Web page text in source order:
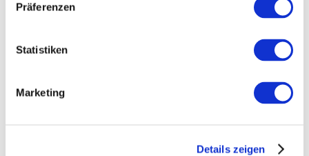
Präferenzen
Statistiken
Marketing
Details zeigen